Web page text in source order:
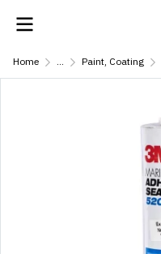
Home ... Paint, Coating